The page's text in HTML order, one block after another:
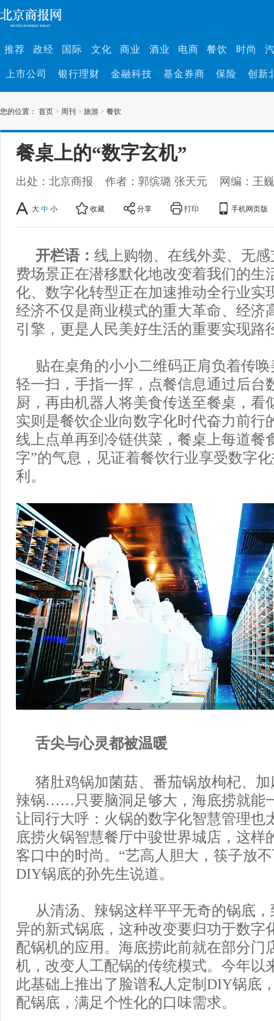
推荐 政经 国际 文化 商业 酒业 电商 餐饮 时尚
上市公司 银行理财 金融科技 基金券商 保险 创新
您的位置： 首页 > 周刊 > 旅游 > 餐饮
餐桌上的“数字玄机”
出处：北京商报 作者：郭缤璐 张天元 网编：王巍
大 中 小 收藏 分享 打印 手机网页版
开栏语： 线上购物、在线外卖、无
费场景正在潜移默化地改变着我们的生
化、数字化转型正在加速推动全行业
经济不仅是商业模式的重大革命、经济
引擎，更是人民美好生活的重要实现路
贴在桌角的小小二维码正肩负着传
轻一扫，手指一挥，点餐信息通过后台
厨，再由机器人将美食传送至餐桌，看
实则是餐饮企业向数字化时代奋力前行
线上点单再到冷链供菜，餐桌上每道餐
字”的气息，见证着餐饮行业享受数字
利。
舌尖与心灵都被温暖
猪肚鸡锅加菌菇、番茄锅放枸杞、
辣锅……只要脑洞足够大，海底捞就能
让同行大呼：火锅的数字化智慧管理也
底捞火锅智慧餐厅中骏世界城店，这样
客口中的时尚。“艺高人胆大，筷子放
DIY锅底的孙先生说道。
从清汤、辣锅这样平平无奇的锅底
异的新式锅底，这种改变要归功于数
配锅机的应用。海底捞此前就在部分门
机，改变人工配锅的传统模式。今年以
此基础上推出了脸谱私人定制DIY锅底
配锅底，满足个性化的口味需求。